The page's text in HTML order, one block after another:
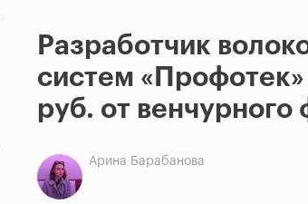
Разработчик
систем
руб. от
Арина Барабанова